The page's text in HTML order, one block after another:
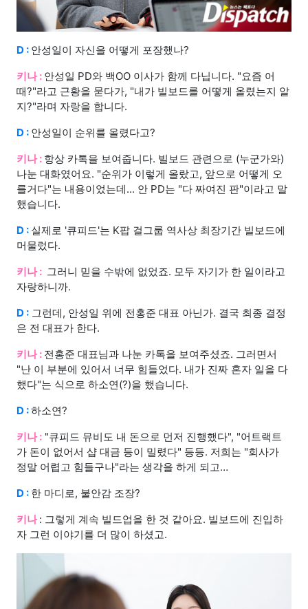
D : 안성일이 자신을 어떻게 포장했나?
키나 : 안성일 PD와 백OO 이사가 함께 다닙니다. "요즘 어
때?"라고 근황을 묻다가, "내가 빌보드를 어떻게 올렸는지 알
지?"라며 자랑을 합니다.
D : 안성일이 순위를 올렸다고?
키나 : 항상 카톡을 보여줍니다. 빌보드 관련으로 (누군가와)
나눈 대화였어요. "순위가 이렇게 올랐고, 앞으로 어떻게 오
를거다"는 내용이었는데... 안 PD는 "다 짜여진 판"이라고 말
했습니다.
D : 실제로 '큐피드'는 K팝 걸그룹 역사상 최장기간 빌보드에
머물렀다.
키나 : 그러니 믿을 수밖에 없었죠. 모두 자기가 한 일이라고
자랑하니까.
D : 그런데, 안성일 위에 전홍준 대표 아닌가. 결국 최종 결정
은 전 대표가 한다.
키나 : 전홍준 대표님과 나눈 카톡을 보여주셨죠. 그러면서
"난 이 부분에 있어서 너무 힘들었다. 내가 진짜 혼자 일을 다
했다"는 식으로 하소연(?)을 했습니다.
D :하소연?
키나 : "큐피드 뮤비도 내 돈으로 먼저 진행했다", "어트랙트
가 돈이 없어서 샵 대금 등이 밀렸다" 등등. 저희는 "회사가
정말 어렵고 힘들구나"라는 생각을 하게 되고…
D : 한 마디로, 불안감 조장?
키나: 그렇게 계속 빌드업을 한 것 같아요. 빌보드에 진입하
자 그런 이야기를 더 많이 하셨고.